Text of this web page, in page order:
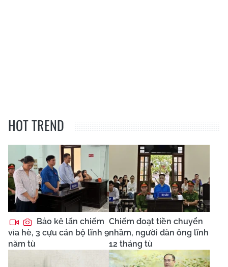
HOT TREND
Bảo kê lấn chiếm
vỉa hè, 3 cựu cán bộ lĩnh 9
năm tù
Chiếm đoạt tiền chuyển
nhầm, người đàn ông lĩnh
12 tháng tù